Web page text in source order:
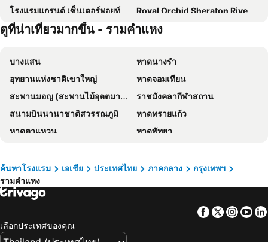
โรงแรมแกรนด์ เซ็นเตอร์พอยท์ เทอร์มินัล 21
Royal Orchid Sheraton Riverside Hotel Bangkok
โรงแรมเกรซ
โรงแรม เดอะ เบอร์เคลีย์ โฮเต็ล ประตูน้ำ
The Quarter Saladaeng by UHG
Grand Mercure Bangkok Atrium
โรงแรม พูลแมน กรุงเทพ จี
โรงแรมแอมบาสซาเดอร์ กรุงเทพฯ
Shangri-La Bangkok
Grande Centre Point Lumphini Bangkok
โรงแรม มิราเคิล แกรนด์ คอนเวนชั่น
Nysa Hotel Bangkok
The President Hotel at Chokchai 4
Goody Hotel
โรงแรมมิลเลนเนียม ฮิลตัน กรุงเทพ
Amari Bangkok
เรด แพลนเนต สุรวงศ์ กรุงเทพ
โรงแรมรอยัล รัตนโกสินทร์
Norn Riverside Bangkok Hotel
Holiday Inn Bangkok Sukhumvit By Ihg
ดูที่น่าเที่ยวมากขึ้น - รามคำแหง
บางแสน
หาดนางรำ
อุทยานแห่งชาติเขาใหญ่
หาดจอมเทียน
สะพานมอญ (สะพานไม้อุตตมานุสรณ์)
ราชมังคลากีฬาสถาน
สนามบินนานาชาติสวรรณภูมิ
หาดทรายแก้ว
หาดตาแหวน
หาดพัทยา
อุทยานแห่งชาติเอราวัณ
พัทยากลาง
สนามบินดอนเมือง
รามคำแหง
อุทยานแห่งชาติแก่งกระจาน
ค้นหาโรงแรม เอเชีย ประเทศไทย ภาคกลาง
กรุงเทพฯ
รามคำแหง
Facebook
Twitter
เลือกประเทศของคุณ